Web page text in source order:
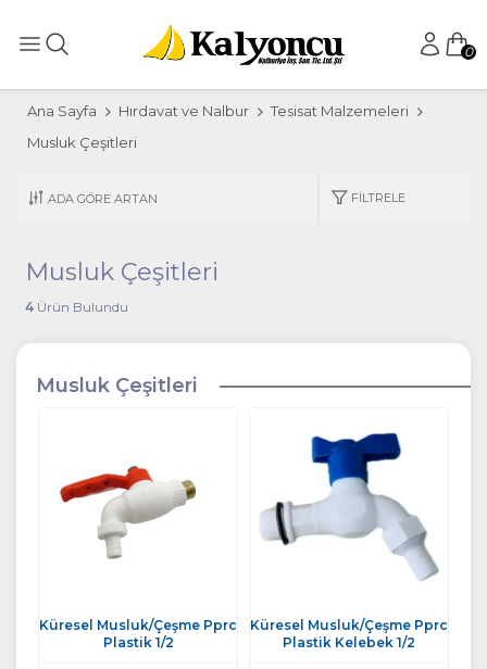
0
Ana Sayfa Hırdavat ve Nalbur
Tesisat Malzemeleri
Musluk Çeşitleri
FILTRELE
Musluk Çeşitleri
4Ürün Bulundu
Musluk Çeşitleri
Küresel Musluk/Çeşme Pprc
Plastik 1/2
Küresel Musluk/Çeşme Pprc
Plastik Kelebek 1/2